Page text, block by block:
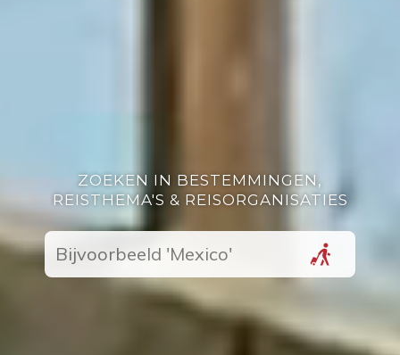
ZOEKEN IN BESTEMMINGEN,
REISTHEMA'S & REISORGANISATIES